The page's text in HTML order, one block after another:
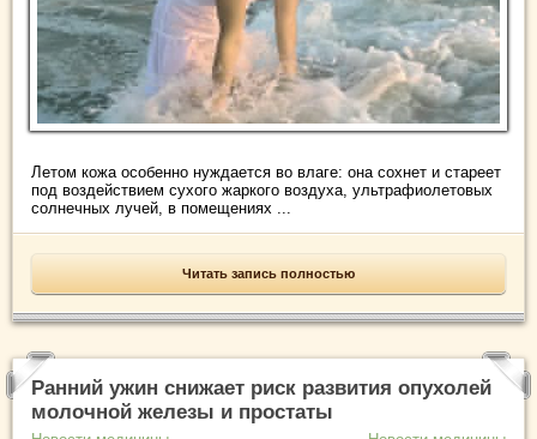
Летом кожа особенно нуждается во влаге: она сохнет и стареет
под воздействием сухого жаркого воздуха, ультрафиолетовых
солнечных лучей, в помещениях ...
Читать запись полностью
Ранний ужин снижает риск развития опухолей
молочной железы и простаты